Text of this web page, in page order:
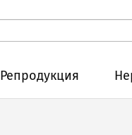
Репродукция